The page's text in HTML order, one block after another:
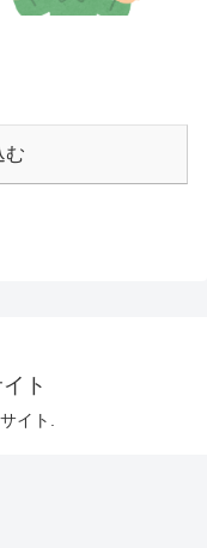
む
ト
イト.